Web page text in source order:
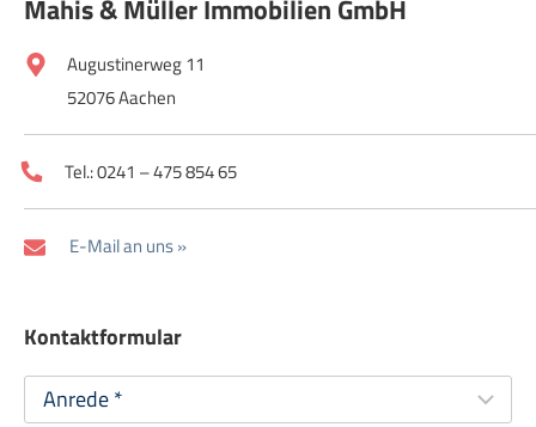
Mahis & Müller Immobilien GmbH
Augustinerweg 11
52076 Aachen
Tel.: 0241 – 475 854 65
E-Mail an uns »
Kontaktformular